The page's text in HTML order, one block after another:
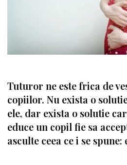
Tuturor ne este frica de
copiilor. Nu exista o
ele, dar exista o solutie
educe un copil fie sa
asculte ceea ce i se spune: